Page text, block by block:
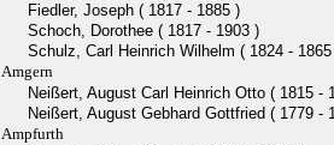
Fiedler, Joseph ( 1817 - 1885 )
Schoch, Dorothee ( 1817 - 1903 )
Schulz, Carl Heinrich Wilhelm ( 1824 -
Amgern
Neißert, August Carl Heinrich Otto ( 1815 -
Neißert, August Gebhard Gottfried ( 1779 -
Ampfurth